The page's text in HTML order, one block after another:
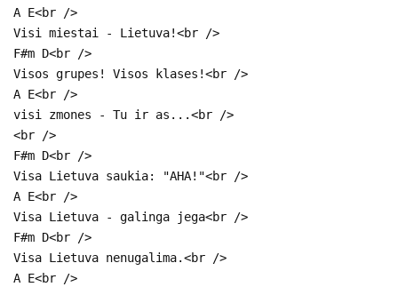
A E<br />
Visi miestai - Lietuva!<br />
F#m D<br />
Visos grupes! Visos klases!<br />
A E<br />
visi zmones - Tu ir as...<br />
<br />
F#m D<br />
Visa Lietuva saukia: "AHA!"<br />
A E<br />
Visa Lietuva - galinga jega<br />
F#m D<br />
Visa Lietuva nenugalima.<br />
A E<br />